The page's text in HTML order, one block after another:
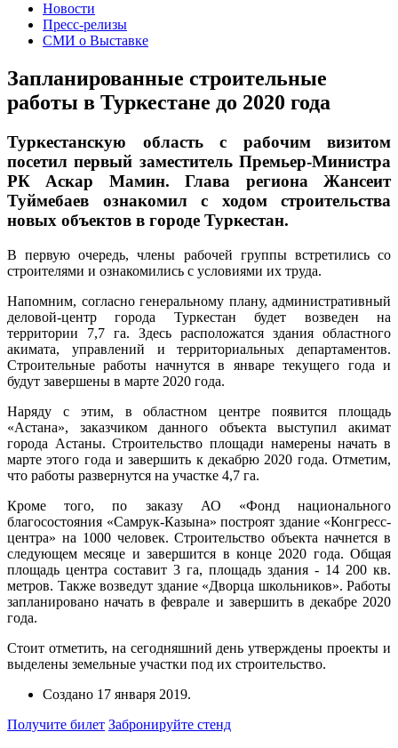
Новости
Пресс-релизы
СМИ о Выставке
Запланированные строительные
работы в Туркестане до 2020 года
Туркестанскую область с рабочим визитом
посетил первый заместитель Премьер-Министра
РК Аскар Мамин. Глава региона Жансеит
Туймебаев ознакомил с ходом строительства
новых объектов в городе Туркестан.
В первую очередь, члены рабочей группы встретились со
строителями и ознакомились с условиями их труда.
Напомним, согласно генеральному плану, административный
деловой-центр города Туркестан будет возведен на
территории 7,7 га. Здесь расположатся здания областного
акимата, управлений и территориальных департаментов.
Строительные работы начнутся в январе текущего года и
будут завершены в марте 2020 года.
Наряду с этим, в областном центре появится площадь
«Астана», заказчиком данного объекта выступил акимат
города Астаны. Строительство площади намерены начать в
марте этого года и завершить к декабрю 2020 года. Отметим,
что работы развернутся на участке 4,7 га.
Кроме того, по заказу АО «Фонд национального
благосостояния «Самрук-Казына» построят здание «Конгресс-
центра» на 1000 человек. Строительство объекта начнется в
следующем месяце и завершится в конце 2020 года. Общая
площадь центра составит 3 га, площадь здания - 14 200 кв.
метров. Также возведут здание «Дворца школьников». Работы
запланировано начать в феврале и завершить в декабре 2020
года.
Стоит отметить, на сегодняшний день утверждены проекты и
выделены земельные участки под их строительство.
Создано 17 января 2019.
Получите билет Забронируйте стенд